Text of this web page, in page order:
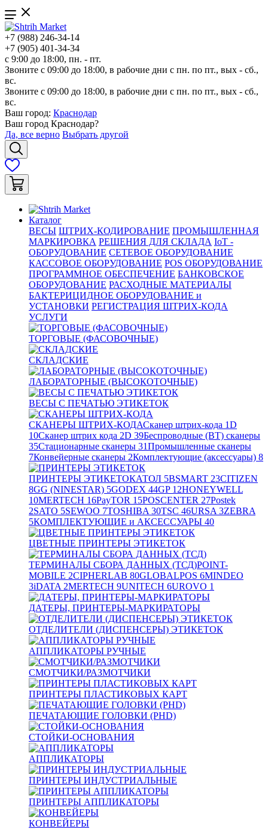
+7 (988) 246-34-14
+7 (905) 401-34-34
с 9:00 до 18:00, пн. - пт.
Звоните с 09:00 до 18:00, в рабочие дни с пн. по пт., вых - сб.,
вс.
Звоните с 09:00 до 18:00, в рабочие дни с пн. по пт., вых - сб.,
вс.
Ваш город: Краснодар
Ваш город Краснодар?
Да, все верно Выбрать другой
Каталог
ВЕСЫ ШТРИХ-КОДИРОВАНИЕ ПРОМЫШЛЕННАЯ
МАРКИРОВКА РЕШЕНИЯ ДЛЯ СКЛАДА IoT -
ОБОРУДОВАНИЕ СЕТЕВОЕ ОБОРУДОВАНИЕ
КАССОВОЕ ОБОРУДОВАНИЕ POS ОБОРУДОВАНИЕ
ПРОГРАММНОЕ ОБЕСПЕЧЕНИЕ БАНКОВСКОЕ
ОБОРУДОВАНИЕ РАСХОДНЫЕ МАТЕРИАЛЫ
БАКТЕРИЦИДНОЕ ОБОРУДОВАНИЕ и
УСТАНОВКИ РЕГИСТРАЦИЯ ШТРИХ-КОДА
УСЛУГИ
ТОРГОВЫЕ (ФАСОВОЧНЫЕ)
СКЛАДСКИЕ
ЛАБОРАТОРНЫЕ (ВЫСОКОТОЧНЫЕ)
ВЕСЫ С ПЕЧАТЬЮ ЭТИКЕТОК
СКАНЕРЫ ШТРИХ-КОДАСканер штрих-кода 1D
10Сканер штрих кода 2D 39Беспроводные (BT) сканеры
35Стационарные сканеры 31Промышленные сканеры
7Конвейерные сканеры 2Комплектующие (аксессуары) 8
ПРИНТЕРЫ ЭТИКЕТОКАТОЛ 5BSMART 23CITIZEN
8GG (NINESTAR) 5GODEX 44GP12HONEYWELL
10MERTECH 16PayTOR 15POSCENTER 27Postek
2SATO 5SEWOO 7TOSHIBA 30TSC 46URSA 3ZEBRA
5КОМПЛЕКТУЮЩИЕ и АКСЕССУАРЫ 40
ЦВЕТНЫЕ ПРИНТЕРЫ ЭТИКЕТОК
ТЕРМИНАЛЫ СБОРА ДАННЫХ (ТСД)POINT-
MOBILE 2CIPHERLAB 80GLOBALPOS 6MINDEO
3iDATA 2MERTECH 9UNITECH 6UROVO 1
ДАТЕРЫ, ПРИНТЕРЫ-МАРКИРАТОРЫ
ОТДЕЛИТЕЛИ (ДИСПЕНСЕРЫ) ЭТИКЕТОК
АППЛИКАТОРЫ РУЧНЫЕ
СМОТЧИКИ/РАЗМОТЧИКИ
ПРИНТЕРЫ ПЛАСТИКОВЫХ КАРТ
ПЕЧАТАЮЩИЕ ГОЛОВКИ (PHD)
СТОЙКИ-ОСНОВАНИЯ
АППЛИКАТОРЫ
ПРИНТЕРЫ ИНДУСТРИАЛЬНЫЕ
ПРИНТЕРЫ АППЛИКАТОРЫ
КОНВЕЙЕРЫ